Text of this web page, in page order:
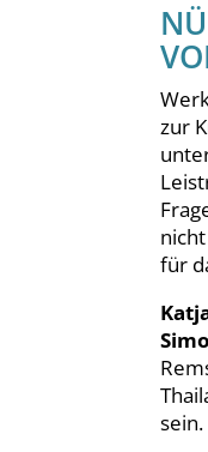
zur
für
sein.